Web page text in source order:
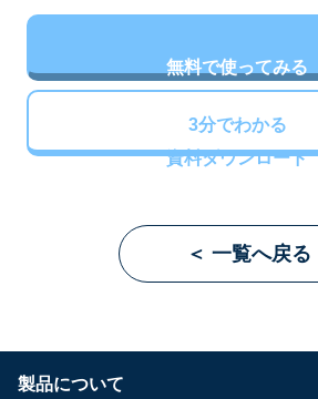
無料で使ってみる
3分でわかる
資料ダウンロード
＜ 一覧へ戻る
製品について